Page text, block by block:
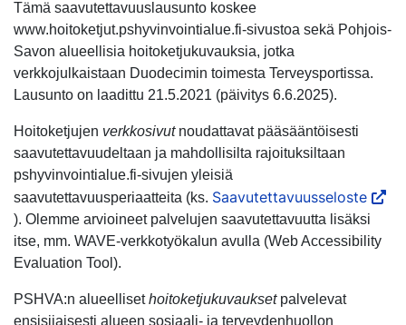
Tämä saavutettavuuslausunto koskee
www.hoitoketjut.pshyvinvointialue.fi-sivustoa sekä Pohjois-
Savon alueellisia hoitoketjukuvauksia, jotka
verkkojulkaistaan Duodecimin toimesta Terveysportissa.
Lausunto on laadittu 21.5.2021 (päivitys 6.6.2025).
Hoitoketjujen verkkosivutnoudattavat pääsääntöisesti
saavutettavuudeltaan ja mahdollisilta rajoituksiltaan
pshyvinvointialue.fi-sivujen yleisiä
saavutettavuusperiaatteita (ks. Saavutettavuusseloste
). Olemme arvioineet palvelujen saavutettavuutta lisäksi
itse, mm. WAVE-verkkotyökalun avulla (Web Accessibility
Evaluation Tool).
PSHVA:n alueellisethoitoketjukuvauksetpalvelevat
ensisijaisesti alueen sosiaali- ja terveydenhuollon